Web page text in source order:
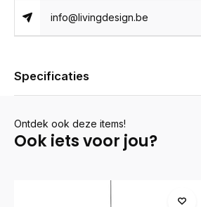
info@livingdesign.be
Specificaties
Ontdek ook deze items!
Ook iets voor jou?